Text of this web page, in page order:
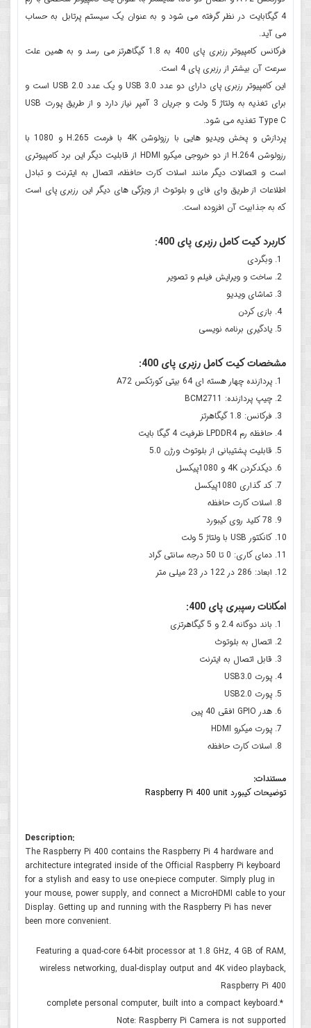
4 گیگابایت در نظر گرفته می شود و به عنوان یک سیستم پرتابل به حساب
می آید.
فرکانس کامپیوتر رزبری پای 400 به 1.8 گیگاهرتز می رسد و به همین علت
سرعت آن بیشتر از رزبری پای 4 است.
این کامپیوتر رزبری پای دارای دو عدد USB 3.0 و یک عدد USB 2.0 است و
برای تغذیه به ولتاژ 5 ولت و جریان 3 آمپر نیاز دارد و از طریق پورت USB
Type C تغذیه می شود.
پردازش و پخش ویدیو هایی با رزولوشن 4K با فرمت H.265 و 1080 با
رزولوشن H.264 از دو خروجی میکرو HDMI از قابلیت دیگر این برد کامپیوتری
است و اتصالات دیگر مانند اسلات کارت حافظه، اتصال به ایترنت و تبادل
اطلاعات از طریق وای فای و بلوتوث از ویژگی های دیگر این رزبری پای است
که به جذابیت آن افزوده است.
کاربرد کیت کامل رزبری پای 400:
وبگردی
ساخت و ویرایش فیلم و تصویر
تماشای ویدیو
بازی کردن
یادگیری برنامه نویسی
مشخصات کیت کامل رزبری پای 400:
پردازنده چهار هسته ای 64 بیتی کورتکس A72
چیپ پردازنده: BCM2711
فرکانس: 1.8 گیگاهرتز
حافظه رمLPDDR4 ظرفیت 4 گیگا بایت
قابلیت پشتیبانی از بلوتوث ورژن 5.0
دیکدکردن 4K و 1080پیکسل
کد گذاری 1080پیکسل
اسلات کارت حافظه
78 کلید روی کیبورد
کانکتور USB با ولتاژ 5 ولت
دمای کاری: 0 تا 50 درجه سانتی گراد
ابعاد: 286 در 122 در 23 میلی متر
امکاناترسپبری پای 400:
باند دوگانه 2.4 و 5 گیگاهرتزی
اتصال به بلوتوث
قابل اتصال به ایترنت
پورت USB3.0
پورت USB2.0
هدر GPIO افقی 40 پین
پورت میکرو HDMI
اسلات کارت حافظه
مستندات:
توضیحات کیبورد Raspberry Pi 400 unit
Description:
The Raspberry Pi 400 contains the Raspberry Pi 4 hardware and
architecture integrated inside of the Official Raspberry Pi keyboard
for a stylish and easy to use one-piece computer. Simply plug in
your mouse, power supply, and connect a MicroHDMI cable to your
Display. Getting up and running with the Raspberry Pi has never
been more convenient.
Featuring a quad-core 64-bit processor at 1.8 GHz, 4 GB of RAM,
wireless networking, dual-display output and 4K video playback,
Raspberry Pi 400
complete personal computer, built into a compact keyboard.*
Note: Raspberry Pi Camera is not supported